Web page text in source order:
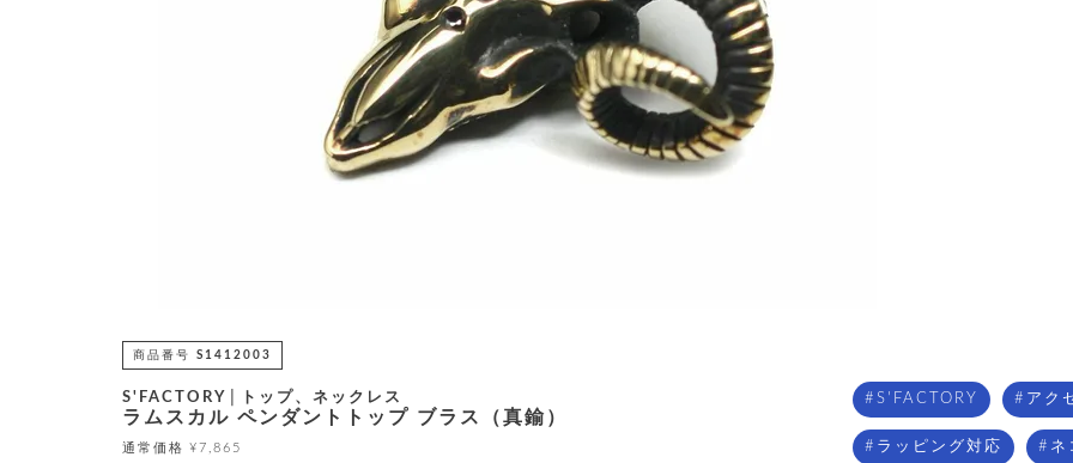
商品番号 S1412003
S'FACTORY│トップ、ネックレス
ラムスカル ペンダントトップ ブラス（真鍮）
通常価格 ¥7,865
S'FACTORY アク
ラッピング対応 ネ